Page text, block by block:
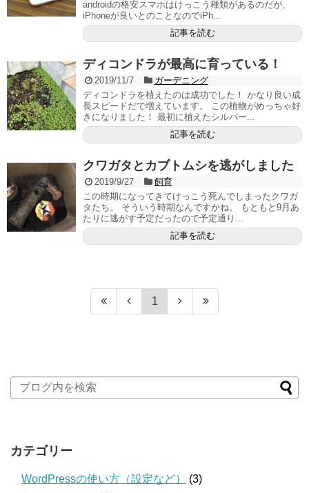
androidの格安スマホはけっこう種類があるのだが、
iPhoneが良いとのことなのでiPh...
記事を読む
ディコンドラが最高に育っている！
2019/11/7
ガーデニング
ディコンドラを植えたのは成功でした！ かなり良い成
長スピードだで増えています。 この植物がめっちゃ好
きになりました！ 最初に植えたシルバー...
記事を読む
クワガタとカブトムシを逃がしました
2019/9/27
飼育
この時期になってきてけっこう死んでしまったクワガ
タたち。 そういう時期なんですかね。 もともと9月あ
たりに逃がす予定だったので予定通り...
記事を読む
1
カテゴリー
WordPressの使い方（設定など）
(3)